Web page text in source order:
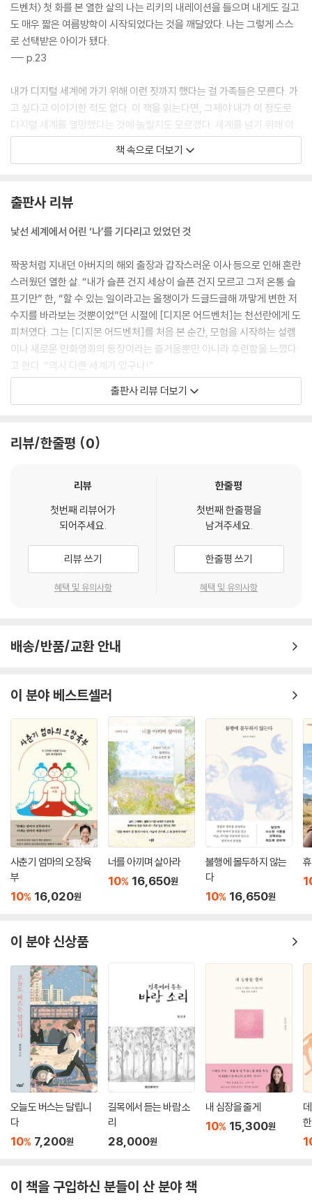
드벤처〉 첫 화를 본 열한 살의 나는 리키의 내레이션을 들으며 내게도 길고
도 매우 짧은 여름방학이 시작되었다는 것을 깨달았다. 나는 그렇게 스스
로 선택받은 아이가 됐다.
--- p.23
내가 디지털 세계에 가기 위해 이런 짓까지 했다는 걸 가족들은 모른다. 가
고 싶다고 이야기한 적도 없다. 이 책을 읽는다면, 그제야 내가 이 정도로
디지털 세계를 열망했다는 것에 놀랄지도 모르겠다. 세계를 넘기 위해 이
렇게까지 은밀하게 시도한 데에는 다 이유가 있었다. 혼자 그곳에 가고 싶
었다. 아주 훌쩍, 창호지에 구멍을 뚫듯 폭, 세상을 빠져나가고 싶었다. 흔
--- p.25
지를 뚫어져라 보던 것. 나를 찾는 사람이 아무도 없어 벽돌 사이로 풀이 무
성하던 어린이 안전교육용 가짜 도로에 서서 켜지지 않는 신호등을 하염없
이 기다리던 것. 경기가 없는 텅 빈 실내 배드민턴장 관객석에 앉아 있던
것. 실내체육관 외벽에 설치된 암벽 등반장에서 겨우 돌 하나 밟고 올라가
버티던 것. 사시사철 추운 집 계단 앞에 앉아 있던 것. 거실 끄트머리에 놓
인 식탁에 앉아 무언가를 먹던 것. 그리고 붉은 거실에서 TV를 보던 것. 그
렇게 줄곧 혼자였던 것.
--- p.30
아구몬과 함께여도 재미있겠고, 파닥몬도 정말 귀엽고, 피요몬도 멋있지
께 파묻혀주는 파피몬이 좋았다. 내게도 파피몬이 있었으면 좋겠다고 생각
것 같다. 그래도 디지털 세계는, 이 세계와 또 다른 차원의 세계는 외로운
나에게 큰 위로였다.
나는 디지몬의 진화 형태가 정해져 있지 않다는 것도, 그 진화가 완전한 성
장이 아니라는 점도 좋다. 디지몬은 언제든, 어떤 형태로든 진화할 수 있고
다시 돌아온다. 잘못 진화하면 다시 진화하면 된다. 스스로가 마음에 들지
--- p.46
전히 그곳에 있음에, 모니터 너머에 나처럼 답답해하는 고래가 갇혀 있음
로 갈 수 있다고. 내게도 선택받을 기회가 남아 있다고. 내게 주어진 문장이
아직 뭔지 모르니까, 살다 보면 알게 될지도 모르니까 조금만 더 기다려볼
까…. 십대의 끝자락에서, 나는 다시 한번 디지털 세계를 꿈꿨다.
--- pp.53-54
그때 친구가 해준 말은 여태껏 내가 뼈에 새기고 있는 삶의 이정표 중 하나
다. 모두가 모든 것을 완벽하게 준비하고 시작하지 않는다. 우리는 아무 준
비 없이 피아노 건반을 누르고, 어쩌다 크레파스로 그림을 그리고, 규칙도
모른 채 축구공을 찬다. 어떤 일을 시작할 때, 우리는 그것의 정체를 전부
알고 하지 않는다. 희끄무레한 빛, 크기를 알 수 없는 그림자, 그런 것을 더
듬으며 나아간다. 공부는 더 자세히 알기 위한 후속 단계이지, 출발점에서
--- p.65
어디 가지 않을 거라는 말 대신 나도 엄마를 단단히 끌어안는다. 미안했다
는 말 대신 사랑한다고 말한다. 그것이 우리가 서로를 확인하는 방법이다.
--- p.100
책 속으로 더보기
출판사 리뷰
낯선 세계에서 어린 ‘나’를 기다리고 있었던 것
짝꿍처럼 지내던 아버지의 해외 출장과 갑작스러운 이사 등으로 인해 혼란
스러웠던 열한 살. “내가 슬픈 건지 세상이 슬픈 건지 모르고 그저 온통 슬
프기만” 한, “할 수 있는 일이라고는 올챙이가 드글드글해 까맣게 변한 저
수지를 바라보는 것뿐이었”던 시절에 [디지몬 어드벤처]는 천선란에게 도
피처였다. 그는 [디지몬 어드벤처]를 처음 본 순간, 모험을 시작하는 설렘
이나 새로운 만화영화의 등장이라는 즐거움뿐만 아니라 후련함을 느꼈다
고 한다. “역시 다른 세계가 있구나!”
[디지몬 어드벤처]를 알게 되면서 작가는 디지털 세계로 가기를 간절히 바
에 대한 복수를 하고 싶었던 것 같다.” 『아무튼, 디지몬』은 유년의 답답함
아닌 다른 세계를, 이야기를 상상하는 것이었다. 그렇게 그는 계속해서 다
했지만, 그 덕에 마주친 아름다운 세계는 지금의 천선란 세계를 만든 이야
기의 불씨가 되었다.
“내가 내 재능을 처음 느낀 건 열두 살 때이다. 우선 이 이야기를 하기 전에
우리는 재능이란 단어를 덜 비범하게 여길 필요가 있다고 말하고 싶다. 사
그것에 재능이 있다고 봐도 좋다. 내게 그것은 이야기였다. 망상이라 해도
“여기 엄마가 있다. 엄마는 꼭 신인류 같고, 외계인 같고, 처음 만난 디지몬
같다.”
스물한 살, 엄마가 뇌출혈로 갑자기 쓰러졌다. 큰 수술을 받아 중환자실에
머물던 엄마를 며칠 만에 다시 만난 작가는 엄마가 “낯선 행성에 떨어진 디
지몬” 같은 얼굴로 자신을 봤다고 기억한다. “세상과 홀로 싸우다 모든 데
이터를 소진해 유아기로 돌아간, 나의 나이 많고 어린 디지몬.” 십대 후반
까지 디지몬이 나타나기를 바랐던 그에게 지키고 돌보고 함께 성장해야 할
디지몬이 생긴 것이다. 하지만 돌봄의 현실은 무섭다. “그렇게 스물한 살에
서 스물여섯 살이 되었다. 내 안에 아무것도 없었다. 빛날 문장이 없었다.
세계는 평면적이고 무채색이었다.” 자신 안의 모든 이야기가 다 사라졌고,
다른 차원으로 넘나들 수 있었던 문이 모조리 닫혔던 시절. 아무것도 쓸 수
없었던 시절. 하지만 문은 다른 곳에서 열린다. 『아무튼, 디지몬』은 (사라
앓고 있는 엄마와 마주하면서 또 다른 삶의 이유를, “이상하리만치 존재 이
유를 절실하게 찾던 소녀가 드디어 이유를 찾”는다.
“여기 엄마가 있다. 언제나 늘 조금만 더 살아보자고 말하던, 딸이 힘들어
보이면 새벽에도 차에 태워 바다를 보러 가던 엄마가 여기에 있다. 현실에
발을 딛고 엄마를 본다. 엄마는 꼭 신인류 같고, 외계인 같고, 처음 만난 디
지몬 같다.”
“유년과는 작별 인사 없이 헤어지잖아, 떠나간 줄도 모르게”
[디지몬 어드벤처] 극장판의 마지막 장면은 ‘디지몬 세대’에 두고두고 회
자된다. 어른이 되어버린 선택받은 아이들과 디지몬들이, 마지막으로 힘을
합쳐 악을 물리친 후 끝내 이별하는 이야기가 담겨 있기 때문이다. 모든 임
간에 작별 인사도 없이 이루어진다. 어린 시절의 소중한 순간들이 마지막
출판사 리뷰 더보기
리뷰/한줄평 0
리뷰
첫번째 리뷰어가
되어주세요.
리뷰 쓰기
혜택 및 유의사항
한줄평
첫번째 한줄평을
남겨주세요.
한줄평 쓰기
혜택 및 유의사항
배송/반품/교환 안내
이 분야 베스트셀러
사춘기 엄마의 오장육
부
10% 16,020원
너를 아끼며 살아라
10% 16,650원
불행에 몰두하지 않는
다
10% 16,650원
이 분야 신상품
오늘도 버스는 달립니
다
10% 7,200원
길목에서 듣는 바람 소
리
28,000원
내 심장을 줄게
10% 15,300원
이 책을 구입하신 분들이 산 분야 책